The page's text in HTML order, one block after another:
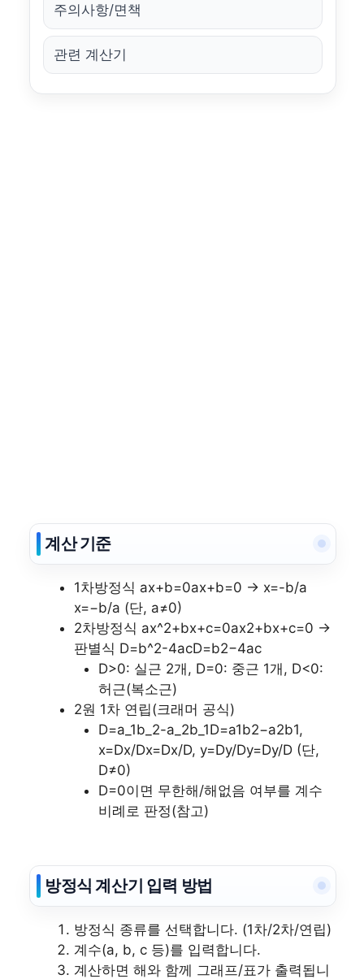
주의사항/면책
관련 계산기
계산 기준
1차방정식 ax+b=0ax+b=0 → x=-b/a
x=−b/a (단, a≠0)
2차방정식 ax^2+bx+c=0ax2+bx+c=0 →
판별식 D=b^2-4acD=b2−4ac
D>0: 실근 2개, D=0: 중근 1개, D<0:
허근(복소근)
2원 1차 연립(크래머 공식)
D=a_1b_2-a_2b_1D=a1​b2​−a2​b1​,
x=Dx/Dx=Dx/D, y=Dy/Dy=Dy/D (단,
D≠0)
D=0이면 무한해/해없음 여부를 계수
비례로 판정(참고)
방정식 계산기 입력 방법
방정식 종류를 선택합니다. (1차/2차/연립)
계수(a, b, c 등)를 입력합니다.
계산하면 해와 함께 그래프/표가 출력됩니